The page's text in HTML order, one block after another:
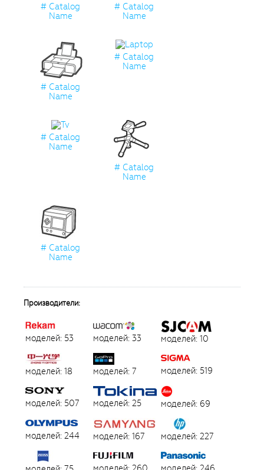
# Catalog
Name
# Catalog
Name
# Catalog
Name
# Catalog
Name
# Catalog
Name
# Catalog
Name
# Catalog
Name
Производители:
моделей: 53 моделей: 33 моделей: 10
моделей: 18 моделей: 7 моделей: 519
моделей: 507 моделей: 25 моделей: 69
моделей: 244 моделей: 167 моделей: 227